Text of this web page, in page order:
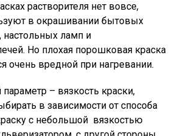
растворителя нет вовсе,
в окрашивании бытовых
настольных ламп и
Но плохая порошковая краска
очень вредной при нагревании.
– вязкость краски,
в зависимости от способа
с небольшой вязкостью